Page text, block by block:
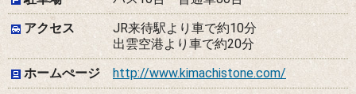
アクセス
JR来待駅より車で約10分
出雲空港より車で約20分
ホームぺージ
http://www.kimachistone.com/